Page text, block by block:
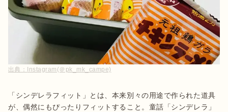
出典： Instagram(＠pk_mk_campe)
「シンデレラフィット」とは、本来別々の用途で作られた道具
が、偶然にもぴったりフィットすること。童話「シンデレラ」